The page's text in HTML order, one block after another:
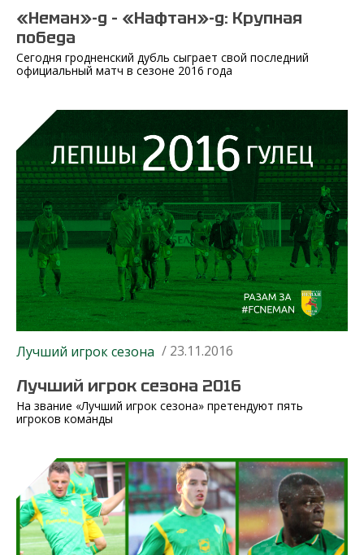
«Неман»-д – «Нафтан»-д: Крупная
победа
Сегодня гродненский дубль сыграет свой последний
официальный матч в сезоне 2016 года
Лучший игрок сезона / 23.11.2016
Лучший игрок сезона 2016
На звание «Лучший игрок сезона» претендуют пять
игроков команды